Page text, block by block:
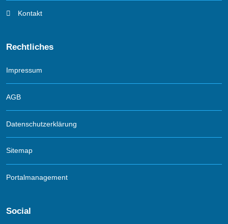
Kontakt
Rechtliches
Impressum
AGB
Datenschutzerklärung
Sitemap
Portalmanagement
Social